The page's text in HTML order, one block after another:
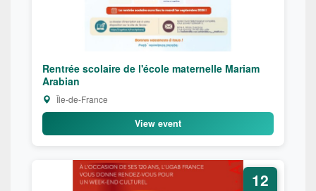
Rentrée scolaire de l'école maternelle Mariam
Arabian
Île-de-France
View event
12